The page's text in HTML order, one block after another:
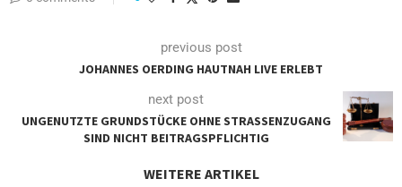
previous post
JOHANNES OERDING HAUTNAH LIVE ERLEBT
next post
UNGENUTZTE GRUNDSTÜCKE OHNE STRASSENZUGANG S
IND NICHT BEITRAGSPFLICHTIG
WEITERE ARTIKEL